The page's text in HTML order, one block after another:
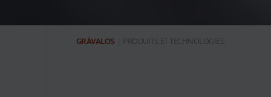
GRÁVALOS PRODUITS ET TECHNOLOGIES